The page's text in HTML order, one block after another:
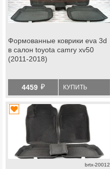
Формованные коврики eva 3d
в салон toyota camry xv50
(2011-2018)
4459 й КУПИТЬ
brtx-20012